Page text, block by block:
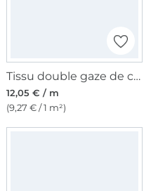
Tissu double gaze de coton look lin, jaune miel
12,05 € / m
(9,27 € / 1 m²)